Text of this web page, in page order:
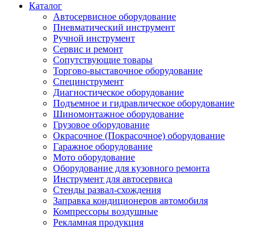
Каталог
Автосервисное оборудование
Пневматический инструмент
Ручной инструмент
Сервис и ремонт
Сопутствующие товары
Торгово-выставочное оборудование
Специнструмент
Диагностическое оборудование
Подъемное и гидравлическое оборудование
Шиномонтажное оборудование
Грузовое оборудование
Окрасочное (Покрасочное) оборудование
Гаражное оборудование
Мото оборудование
Оборудование для кузовного ремонта
Инструмент для автосервиса
Стенды развал-схождения
Заправка кондиционеров автомобиля
Компрессоры воздушные
Рекламная продукция